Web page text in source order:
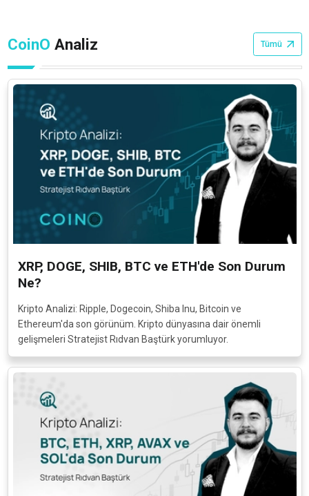
Fan Token Nedir?
Fan token; bir kişi ya da kuruma özgü, genellikle de spor
kulüpleri için üretilen taraftar tokenlerine verilen isimdir.
Devamı...
Kriptografi Nedir?
Kriptografi, bir verinin içerdiği bilgilerin istenmeyen kişiler
tarafından erişilemeyecek bir biçime dönüştürülmesinde
kullanılan şifreleme yöntemleridir.
Devamı...
Market Momentum Nedir?
strateji çeşididir.Devamı...
Orphan Block (Eskimiş/Reddedilmiş Blok)
Nedir?
Orphan Block; Türkçeye “Eskimiş ya da Reddedilmiş Blok”
olarak çevrilebilir. Doğrulanan ancak blockchain ağına kabul
edilmeyen blokları tanımlamak için kullanılır.Devamı...
Satoshi (SATS) Nedir?
CoinO Analiz Tümü
XRP, DOGE, SHIB, BTC ve ETH'de Son Durum
Ne?
Kripto Analizi: Ripple, Dogecoin, Shiba Inu, Bitcoin ve
Ethereum'da son görünüm. Kripto dünyasına dair önemli
gelişmeleri Stratejist Rıdvan Baştürk yorumluyor.